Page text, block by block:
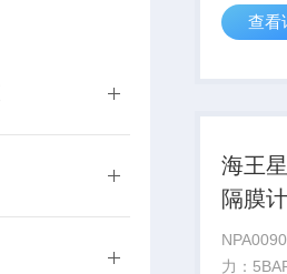
冲程控
动/ 自动
查看
海王
隔膜
NPA0090 流量：85L/H
力：